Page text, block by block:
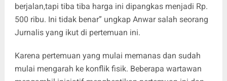
berjalan,tapi tiba tiba harga ini dipangkas menjadi Rp.
500 ribu. Ini tidak benar” ungkap Anwar salah seorang
Jurnalis yang ikut di pertemuan ini.
Karena pertemuan yang mulai memanas dan sudah
mulai mengarah ke konflik fisik. Beberapa wartawan